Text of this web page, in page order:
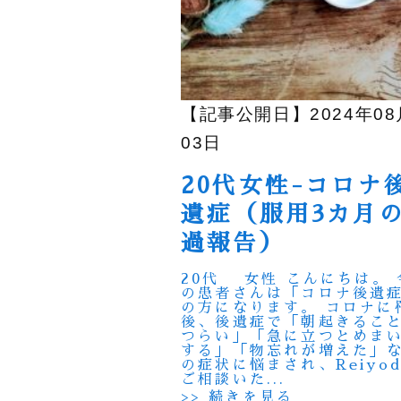
【記事公開日】2024年08
03日
20代女性-コロナ
遺症（服用3カ月
過報告）
20代 女性 こんにちは。
の患者さんは「コロナ後遺
の方になります。 コロナに
後、後遺症で「朝起きるこ
つらい」「急に立つとめま
する」「物忘れが増えた」
の症状に悩まされ、
ご相談いた...
>> 続きを見る